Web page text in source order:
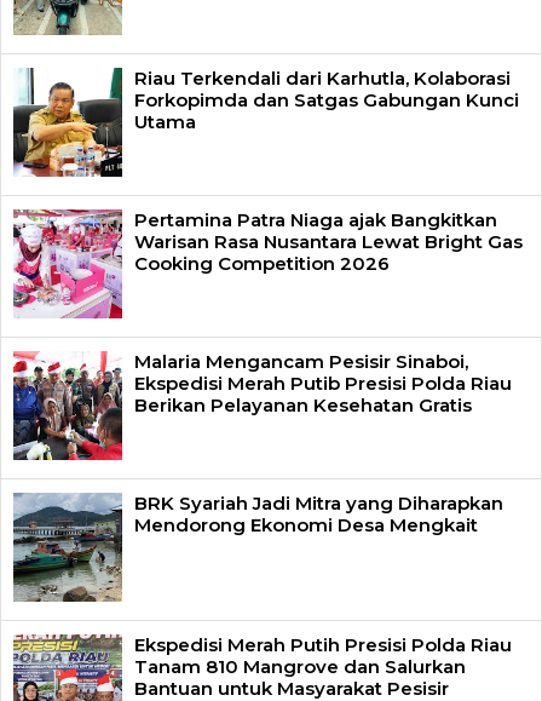
Riau Terkendali dari Karhutla, Kolaborasi
Forkopimda dan Satgas Gabungan Kunci
Utama
Pertamina Patra Niaga ajak Bangkitkan
Warisan Rasa Nusantara Lewat Bright Gas
Cooking Competition 2026
Malaria Mengancam Pesisir Sinaboi,
Ekspedisi Merah Putib Presisi Polda Riau
Berikan Pelayanan Kesehatan Gratis
BRK Syariah Jadi Mitra yang Diharapkan
Mendorong Ekonomi Desa Mengkait
Ekspedisi Merah Putih Presisi Polda Riau
Tanam 810 Mangrove dan Salurkan
Bantuan untuk Masyarakat Pesisir